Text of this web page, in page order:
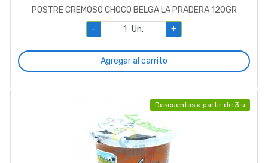
POSTRE CREMOSO CHOCO BELGA LA PRADERA 120GR
-
Un. +
Agregar al carrito
Descuentos a partir de 3 u